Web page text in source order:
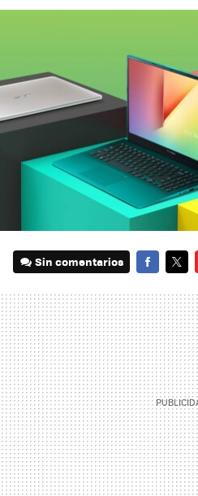
Sin comentarios